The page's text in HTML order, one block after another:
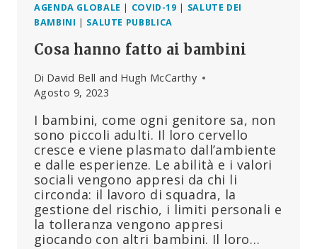
PERCHÉ
L’OMS
AD
PAESE
DI
UN
LABORATORIO
DI
SEQUENZIAMENTO
GENOMICO
AGENDA GLOBALE | COVID-19 | SALUTE DEI
BAMBINI | SALUTE PUBBLICA
Cosa hanno fatto ai bambini
Di David Bell and Hugh McCarthy
Agosto 9, 2023
I bambini, come ogni genitore sa, non
sono piccoli adulti. Il loro cervello
cresce e viene plasmato dall’ambiente
e dalle esperienze. Le abilità e i valori
sociali vengono appresi da chi li
circonda: il lavoro di squadra, la
gestione del rischio, i limiti personali e
la tolleranza vengono appresi
giocando con altri bambini. Il loro…